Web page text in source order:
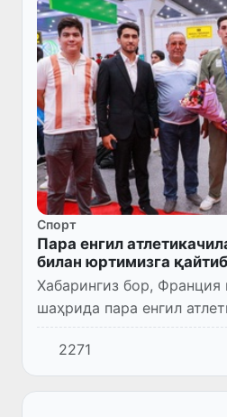
Спорт
Пара енгил
билан юртимизга
Хабарингиз бор,
шаҳрида пара енгил
чемпионати бўлиб ўтди.
мазкур муҳим
жамғариб, умумжамоа...
2271